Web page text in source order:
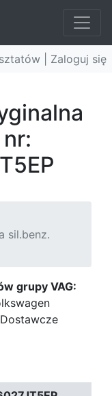
| Zaloguj się
sil.benz.
grupy VAG: